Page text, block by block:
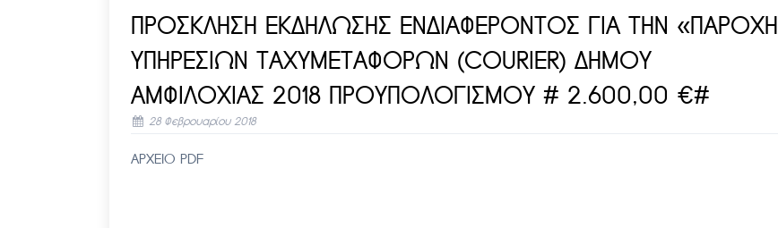
ΠΡΟΣΚΛΗΣΗ ΕΚΔΗΛΩΣΗΣ ΕΝΔΙΑΦΕΡΟΝΤΟΣ ΓΙΑ ΤΗΝ «ΠΑΡΟΧΗ
ΥΠΗΡΕΣΙΩΝ ΤΑΧΥΜΕΤΑΦΟΡΩΝ (COURIER) ΔΗΜΟΥ
ΑΜΦΙΛΟΧΙΑΣ 2018 ΠΡΟΥΠΟΛΟΓΙΣΜΟΥ # 2.600,00 €#
28 Φεβρουαρίου 2018
ΑΡΧΕΙΟ PDF